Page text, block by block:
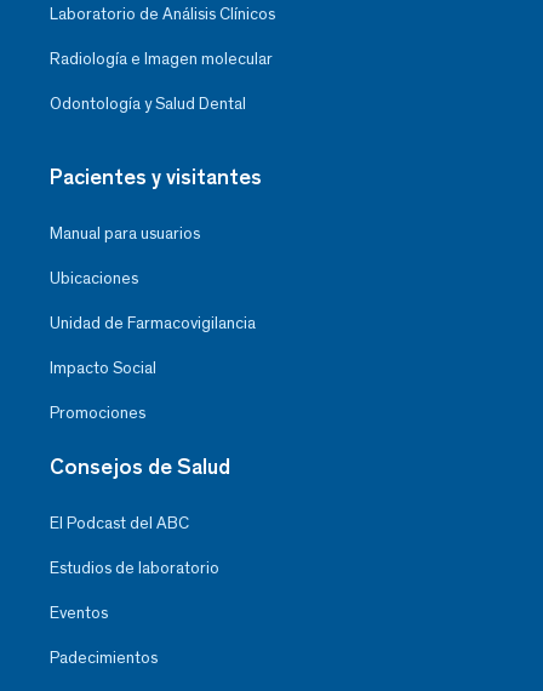
Laboratorio de Análisis Clínicos
Radiología e Imagen molecular
Odontología y Salud Dental
Pacientes y visitantes
Manual para usuarios
Ubicaciones
Unidad de Farmacovigilancia
Impacto Social
Promociones
Consejos de Salud
El Podcast del ABC
Estudios de laboratorio
Eventos
Padecimientos